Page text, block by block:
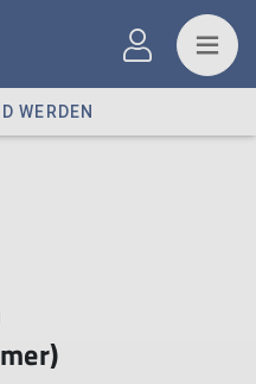
WERDEN